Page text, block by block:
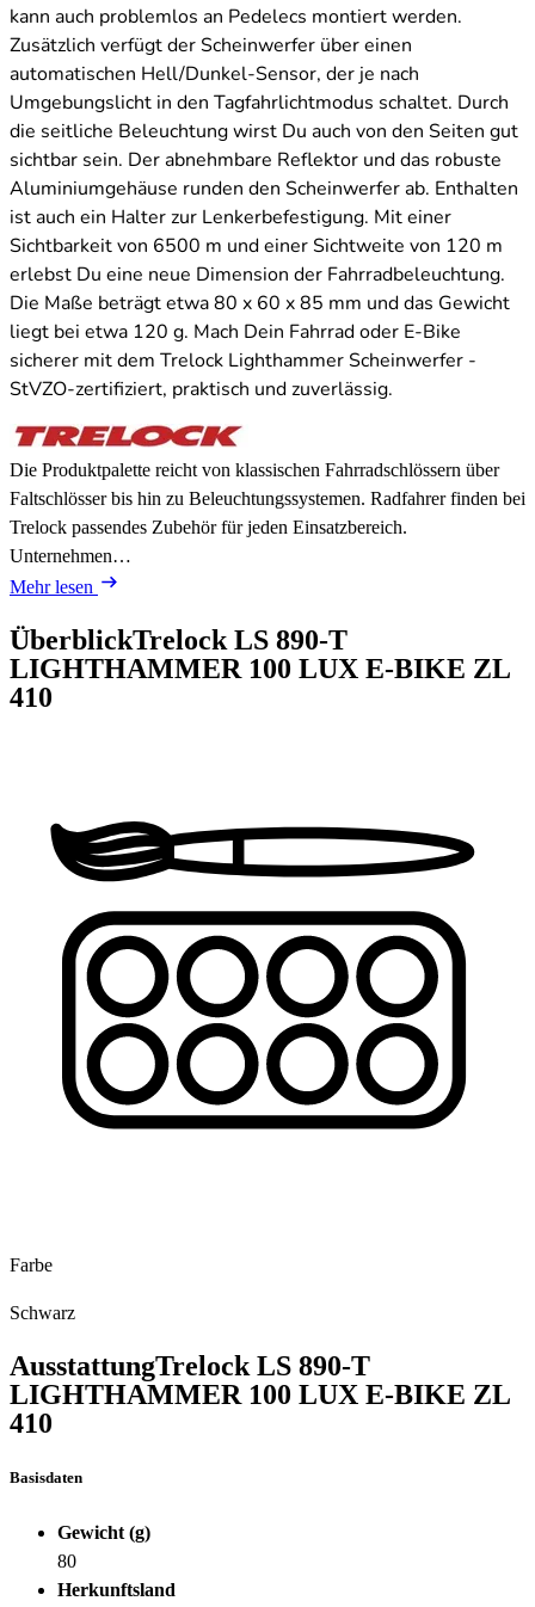
kann auch problemlos an Pedelecs montiert werden.
Zusätzlich verfügt der Scheinwerfer über einen
automatischen Hell/Dunkel-Sensor, der je nach
Umgebungslicht in den Tagfahrlichtmodus schaltet. Durch
die seitliche Beleuchtung wirst Du auch von den Seiten gut
sichtbar sein. Der abnehmbare Reflektor und das robuste
Aluminiumgehäuse runden den Scheinwerfer ab. Enthalten
ist auch ein Halter zur Lenkerbefestigung. Mit einer
Sichtbarkeit von 6500 m und einer Sichtweite von 120 m
erlebst Du eine neue Dimension der Fahrradbeleuchtung.
Die Maße beträgt etwa 80 x 60 x 85 mm und das Gewicht
liegt bei etwa 120 g. Mach Dein Fahrrad oder E-Bike
sicherer mit dem Trelock Lighthammer Scheinwerfer -
StVZO-zertifiziert, praktisch und zuverlässig.
Die Produktpalette reicht von klassischen Fahrradschlössern über
Faltschlösser bis hin zu Beleuchtungssystemen. Radfahrer finden bei
Trelock passendes Zubehör für jeden Einsatzbereich.
Unternehmen…
Mehr lesen
ÜberblickTrelock LS 890-T
LIGHTHAMMER 100 LUX E-BIKE ZL
410
Farbe
Schwarz
AusstattungTrelock LS 890-T
LIGHTHAMMER 100 LUX E-BIKE ZL
410
Basisdaten
Gewicht (g)
80
Herkunftsland